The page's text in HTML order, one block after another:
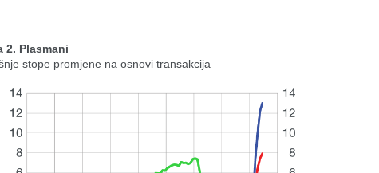
2. Plasmani
stope promjene na osnovi transakcija